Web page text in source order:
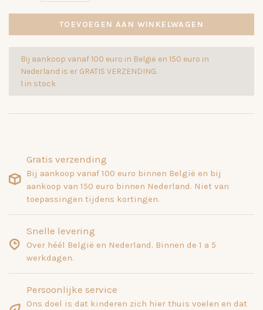
TOEVOEGEN AAN WINKELWAGEN
Bij aankoop vanaf 100 euro in België en 150 euro in
Nederland is er GRATIS VERZENDING.
1 in stock
Gratis verzending
Bij aankoop vanaf 100 euro binnen België en bij
aankoop van 150 euro binnen Nederland. Niet van
toepassingen tijdens kortingen.
Snelle levering
Over héél België en Nederland. Binnen de 1 a 5
werkdagen.
Persoonlijke service
Ons doel is dat kinderen zich hier thuis voelen en dat